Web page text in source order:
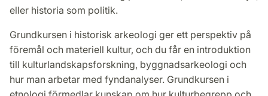
eller historia som politik.
Grundkursen i historisk arkeologi ger ett perspektiv på
föremål och materiell kultur, och du får en introduktion
till kulturlandskapsforskning, byggnadsarkeologi och
hur man arbetar med fyndanalyser. Grundkursen i